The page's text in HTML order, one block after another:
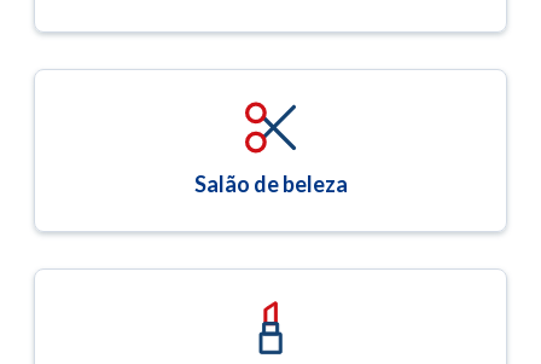
Salão de beleza